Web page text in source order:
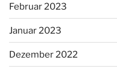
Februar 2023
Januar 2023
Dezember 2022